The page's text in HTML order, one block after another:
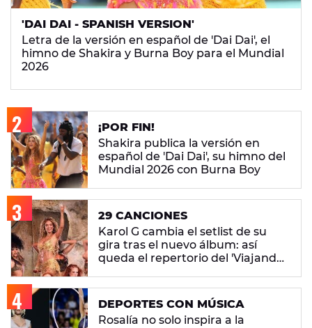
'DAI DAI - SPANISH VERSION'
Letra de la versión en español de 'Dai Dai', el
himno de Shakira y Burna Boy para el Mundial
2026
¡POR FIN!
Shakira publica la versión en
español de 'Dai Dai', su himno del
Mundial 2026 con Burna Boy
29 CANCIONES
Karol G cambia el setlist de su
gira tras el nuevo álbum: así
queda el repertorio del 'Viajando
DEPORTES CON MÚSICA
Rosalía no solo inspira a la